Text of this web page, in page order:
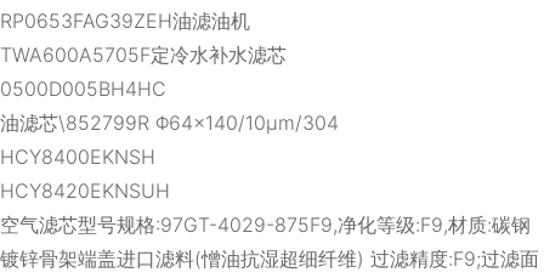
RP0653FAG39ZEH油滤油机
TWA600A5705F定冷水补水滤芯
0500D005BH4HC
油滤芯\852799R Φ64×140/10μm/304
HCY8400EKNSH
HCY8420EKNSUH
空气滤芯型号规格:97GT-4029-875F9,净化等级:F9,材质:碳钢
镀锌骨架端盖进口滤料(憎油抗湿超细纤维) 过滤精度:F9;过滤面